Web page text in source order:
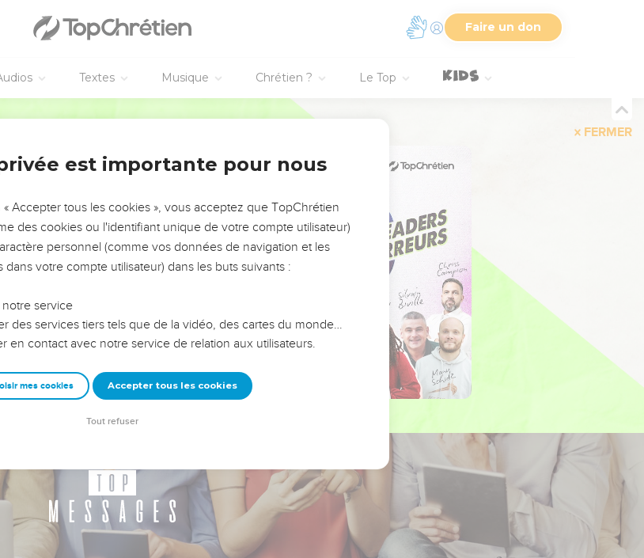
Faire un don
Textes Musique Chrétien ? Le Top
FERMER
L’ANNÉE !
?
leur foi ou leur vision. Mais on voit
traversés, alors même que ce sont
reviennent sur les erreurs
de sagesse afin que leurs erreurs
équipe, un groupe ou une famille,
est importante pour nous
Accepter tous les cookies », vous acceptez que TopChrétien
des cookies ou l'identifiant unique de votre compte utilisateur)
personnel (comme vos données de navigation et les
votre compte utilisateur) dans les buts suivants :
service
des services tiers tels que de la vidéo, des cartes du monde…
en contact avec notre service de relation aux utilisateurs.
mes cookies Accepter tous les cookies
Tout refuser